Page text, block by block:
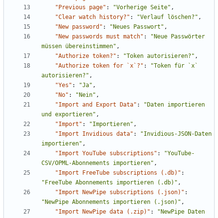
"Previous page" : "Vorherige Seite" ,
"Clear watch history?" : "Verlauf löschen?" ,
"New password" : "Neues Passwort" ,
"New passwords must match" :
"Neue Passwörter
müssen übereinstimmen" ,
"Authorize token?" : "Token autorisieren?" ,
"Authorize token for `x`?" :
"Token für `x`
autorisieren?" ,
"Yes" : "Ja" ,
"No" : "Nein" ,
"Import and Export Data" :
"Daten importieren
und exportieren" ,
"Import" : "Importieren" ,
"Import Invidious data" :
"Invidious-JSON-Daten
importieren" ,
"Import YouTube subscriptions" :
"YouTube-
CSV/OPML-Abonnements importieren" ,
"Import FreeTube subscriptions (.db)" :
"FreeTube Abonnements importieren (.db)" ,
"Import NewPipe subscriptions (.json)" :
"NewPipe Abonnements importieren (.json)" ,
"Import NewPipe data (.zip)" : "NewPipe Daten